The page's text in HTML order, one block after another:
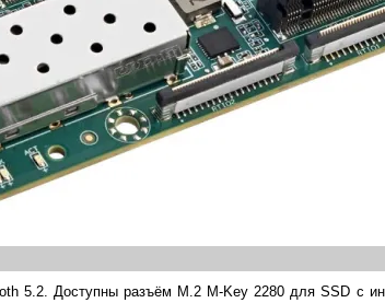
5.2. Доступны разъём M.2 M-Key 2280 для SSD с